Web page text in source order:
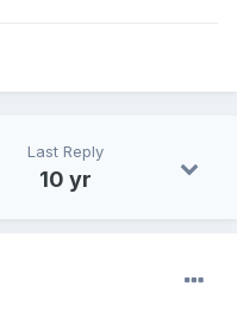
Last Reply
10 yr